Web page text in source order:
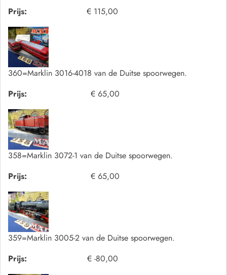
Prijs:
€ 115,00
360=Marklin 3016-4018 van de Duitse spoorwegen.
Prijs:
€ 65,00
358=Marklin 3072-1 van de Duitse spoorwegen.
Prijs:
€ 65,00
359=Marklin 3005-2 van de Duitse spoorwegen.
Prijs:
€ -80,00